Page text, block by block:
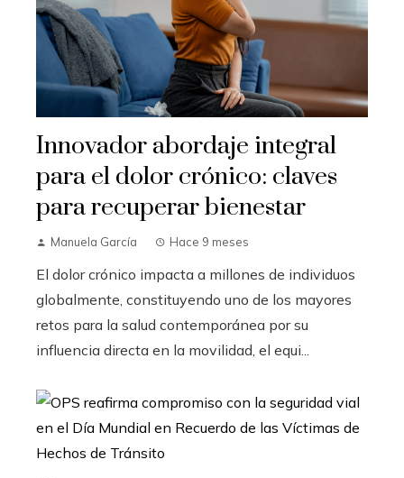
Innovador abordaje integral
para el dolor crónico: claves
para recuperar bienestar
Manuela García Hace 9 meses
El dolor crónico impacta a millones de individuos
globalmente, constituyendo uno de los mayores
retos para la salud contemporánea por su
influencia directa en la movilidad, el equi...